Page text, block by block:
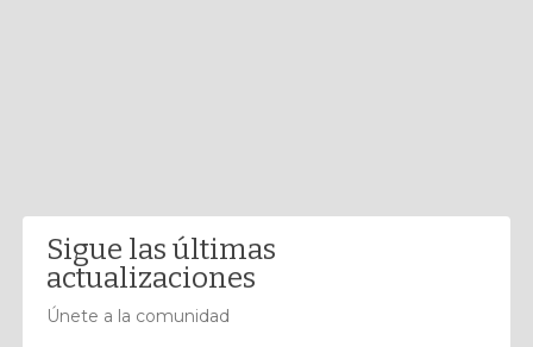
Sigue las últimas
actualizaciones
Únete a la comunidad